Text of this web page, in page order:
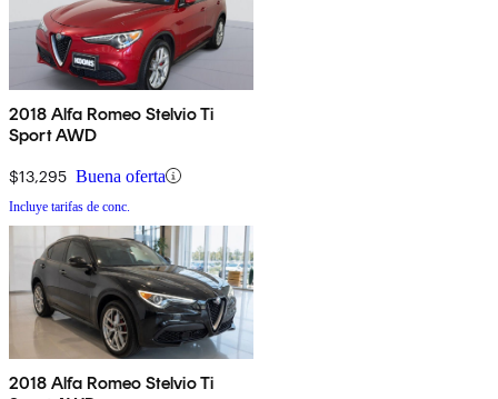
2018 Alfa Romeo Stelvio Ti
Sport AWD
$13,295 Buena oferta
Incluye tarifas de conc.
2018 Alfa Romeo Stelvio Ti